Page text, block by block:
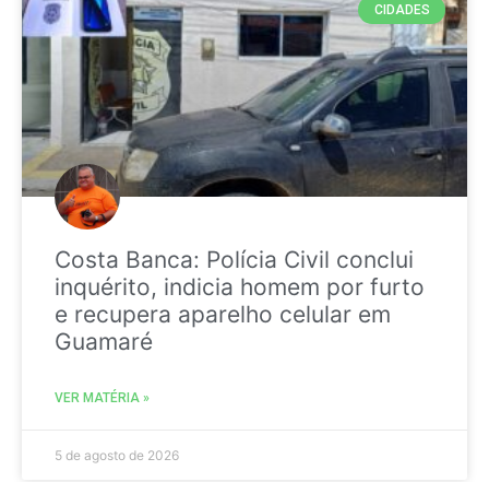
CIDADES
Costa Banca: Polícia Civil conclui
inquérito, indicia homem por furto
e recupera aparelho celular em
Guamaré
VER MATÉRIA »
5 de agosto de 2026